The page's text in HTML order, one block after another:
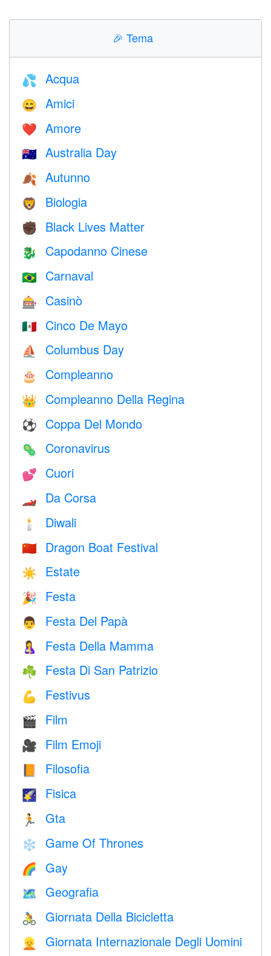
🎉 Tema
💦 Acqua
😄 Amici
❤️️ Amore
🇦🇺 Australia Day
🍂 Autunno
🦁 Biologia
✊🏿 Black Lives Matter
🐉 Capodanno Cinese
🇧🇷 Carnaval
🎰 Casinò
🇲🇽 Cinco De Mayo
⛵️ Columbus Day
🎂 Compleanno
👑 Compleanno Della Regina
⚽ Coppa Del Mondo
🦠 Coronavirus
💕 Cuori
🏎 Da Corsa
🕯 Diwali
🇨🇳 Dragon Boat Festival
☀️ Estate
🎉 Festa
👨 Festa Del Papà
🤱 Festa Della Mamma
☘️ Festa Di San Patrizio
💪 Festivus
🎬 Film
🎥 Film Emoji
📙 Filosofia
🌠 Fisica
🏃 Gta
❄️ Game Of Thrones
🌈 Gay
🗺 Geografia
🚴 Giornata Della Bicicletta
👱 Giornata Internazionale Degli Uomini